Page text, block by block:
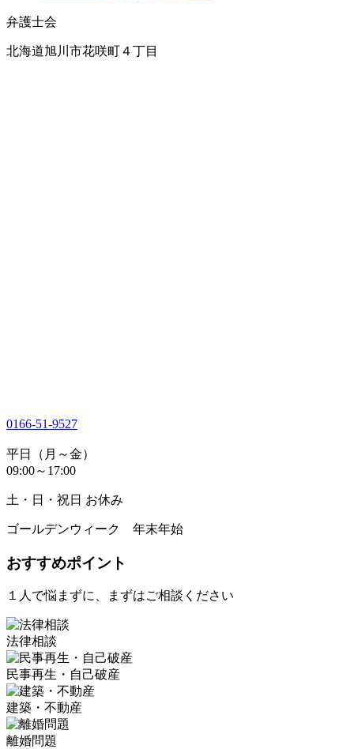
弁護士会
北海道旭川市花咲町４丁目
0166-51-9527
平日（月～金）
09:00～17:00
土・日・祝日 お休み
ゴールデンウィーク 年末年始
おすすめポイント
１人で悩まずに、まずはご相談ください
法律相談
民事再生・自己破産
建築・不動産
離婚問題